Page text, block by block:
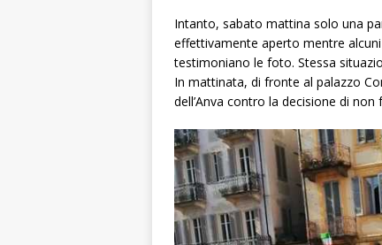
Intanto, sabato mattina solo una
effettivamente aperto mentre
testimoniano le foto. Stessa
In mattinata, di fronte al palazzo
dell’Anva contro la decisione di